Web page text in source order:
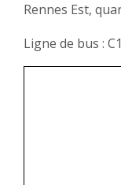
Rennes Est,
Ligne de bus :